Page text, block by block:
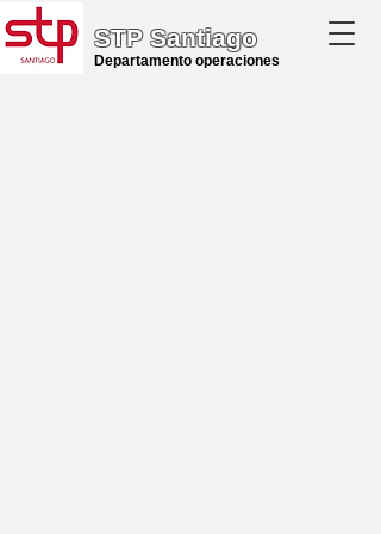
STP Santiago
Departamento operaciones